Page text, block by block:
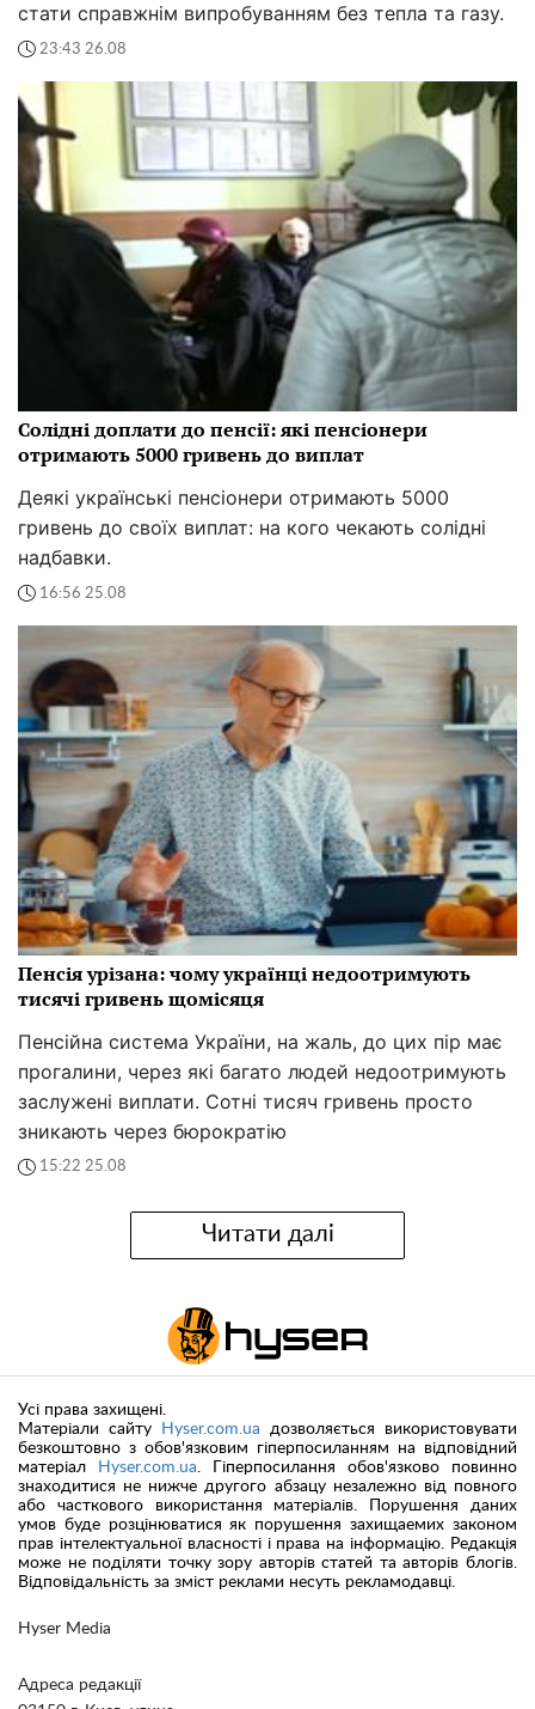
стати справжнім випробуванням без тепла та газу.
23:43 26.08
Солідні доплати до пенсії: які пенсіонери
отримають 5000 гривень до виплат
Деякі українські пенсіонери отримають 5000
гривень до своїх виплат: на кого чекають солідні
надбавки.
16:56 25.08
Пенсія урізана: чому українці недоотримують
тисячі гривень щомісяця
Пенсійна система України, на жаль, до цих пір має
прогалини, через які багато людей недоотримують
заслужені виплати. Сотні тисяч гривень просто
зникають через бюрократію
15:22 25.08
Читати далі
Hyser Media
Адреса редакції
Усі права захищені.
Матеріали сайту
Hyser.com.ua дозволяється використовувати
безкоштовно з обов'язковим гіперпосиланням на відповідний
матеріал
Hyser.com.ua. Гіперпосилання обов'язково повинно
знаходитися не нижче другого абзацу незалежно від повного
або часткового використання матеріалів. Порушення даних
умов буде розцінюватися як порушення захищаемих законом
прав інтелектуальної власності і права на інформацію. Редакція
може не поділяти точку зору авторів статей та авторів блогів.
Відповідальність за зміст реклами несуть рекламодавці.